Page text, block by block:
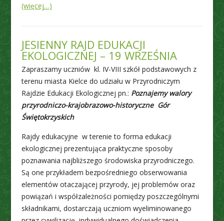
(więcej…)
JESIENNY RAJD EDUKACJI
EKOLOGICZNEJ – 19 WRZEŚNIA
Zapraszamy uczniów kl. IV-VIII szkół podstawowych z
terenu miasta Kielce do udziału w Przyrodniczym
Rajdzie Edukacji Ekologicznej pn.: Poznajemy walory
przyrodniczo-krajobrazowo-historyczne Gór
Świętokrzyskich
Rajdy edukacyjne w terenie to forma edukacji
ekologicznej prezentująca praktyczne sposoby
poznawania najbliższego środowiska przyrodniczego.
Są one przykładem bezpośredniego obserwowania
elementów otaczającej przyrody, jej problemów oraz
powiązań i współzależności pomiędzy poszczególnymi
składnikami, dostarczają uczniom wyeliminowanego